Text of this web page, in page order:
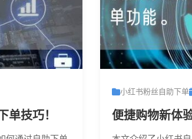
单技巧！
小红书粉丝自助下单
便捷购物新体